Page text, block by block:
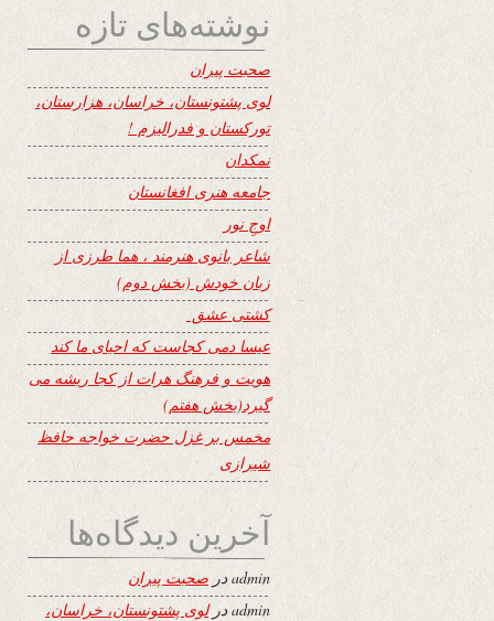
نوشته‌های تازه
صحبت پیران
لوی پشتونستان، خراسان، هزارستان،
تورکستان و فدرالیزم !
نمکدان
جامعه هنری افغانستان
اوجِ نور
شاعر بانوی هنرمند ، هما طرزی از
زبان خودش (بخش دوم)
کشتی عشق
عیسا دمی کجاست که احیای ما کند
هویت و فرهنگ هرات از کجا ریشه می
گیرد(بخش هفتم)
مخمس بر غزل حضرت خواجه حافظ
شیرازی
آخرین دیدگاه‌ها
adminدر صحبت پیران
admin درلوی پشتونستان، خراسان،